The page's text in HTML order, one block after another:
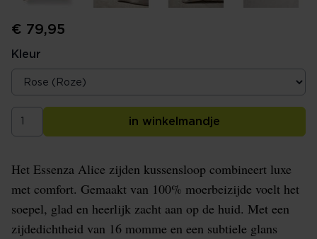
€ 79,95
Kleur
in winkelmandje
Het Essenza Alice zijden kussensloop combineert luxe
met comfort. Gemaakt van 100% moerbeizijde voelt het
soepel, glad en heerlijk zacht aan op de huid. Met een
zijdedichtheid van 16 momme en een subtiele glans